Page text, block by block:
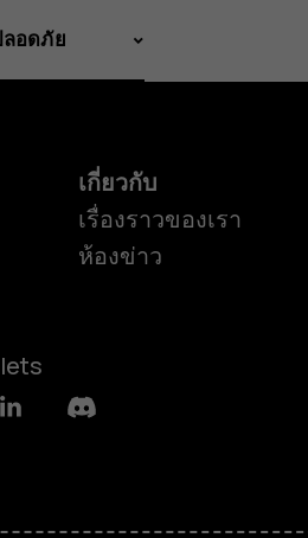
อดภัย
เกี่ยวกับ
เรื่องราวของเรา
ห้องข่าว
LinkedinDiscord